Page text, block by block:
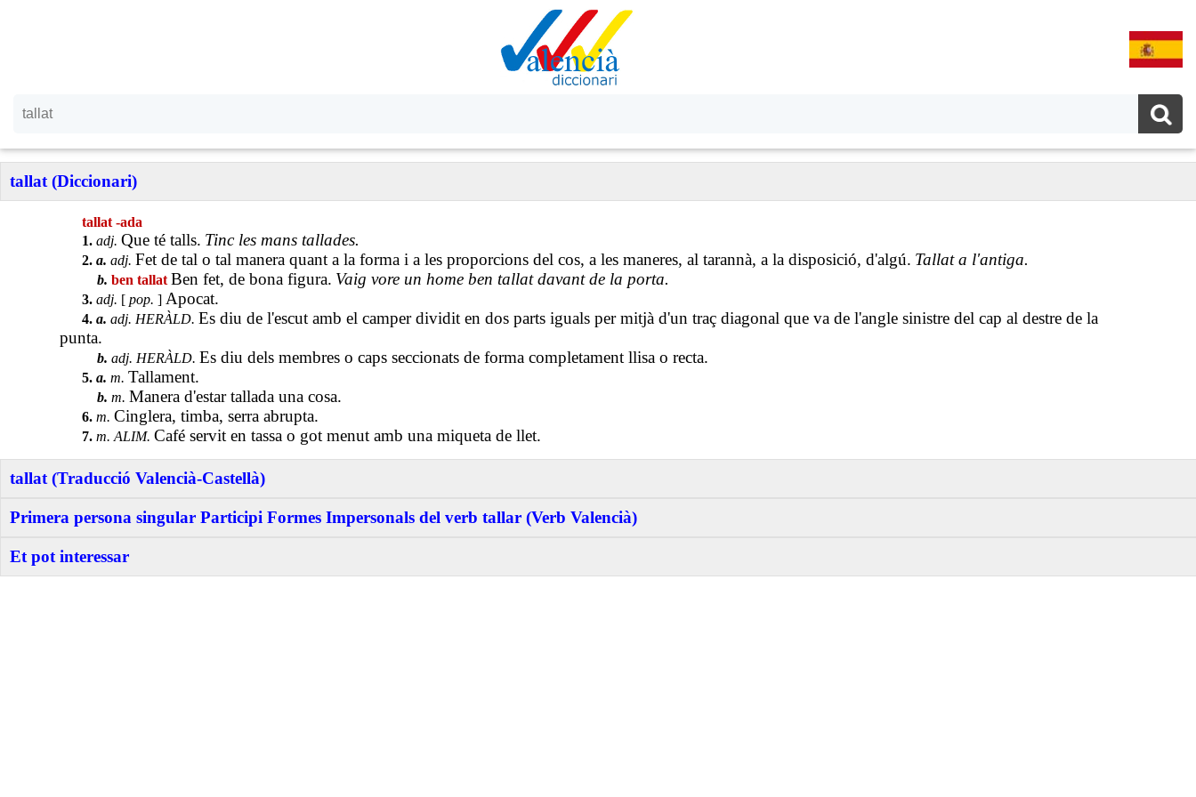
tallat (Diccionari)
tallat -ada
1. adj.Que té talls. Tinc les mans tallades.
2. a.adj. Fet de tal o tal manera quant a la forma i a les proporcions del cos, a les maneres, al tarannà, a la disposició, d'algú. Tallat a l'antiga.
b.ben tallat Ben fet, de bona figura. Vaig vore un home ben tallat davant de la porta.
3. adj. [ pop. ] Apocat.
4. a.adj. HERÀLD. Es diu de l'escut amb el camper dividit en dos parts iguals per mitjà d'un traç diagonal que va de l'angle sinistre del cap al destre de la
punta.
b.adj. HERÀLD. Es diu dels membres o caps seccionats de forma completament llisa o recta.
5. a.m.Tallament.
b.m. Manera d'estar tallada una cosa.
6. m.Cinglera, timba, serra abrupta.
7. m. ALIM.Café servit en tassa o got menut amb una miqueta de llet.
tallat (Traducció Valencià-Castellà)
Primera persona singular Participi Formes Impersonals del verb tallar (Verb Valencià)
Et pot interessar